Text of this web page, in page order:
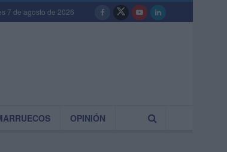
7 de agosto de 2026
OPINIÓN